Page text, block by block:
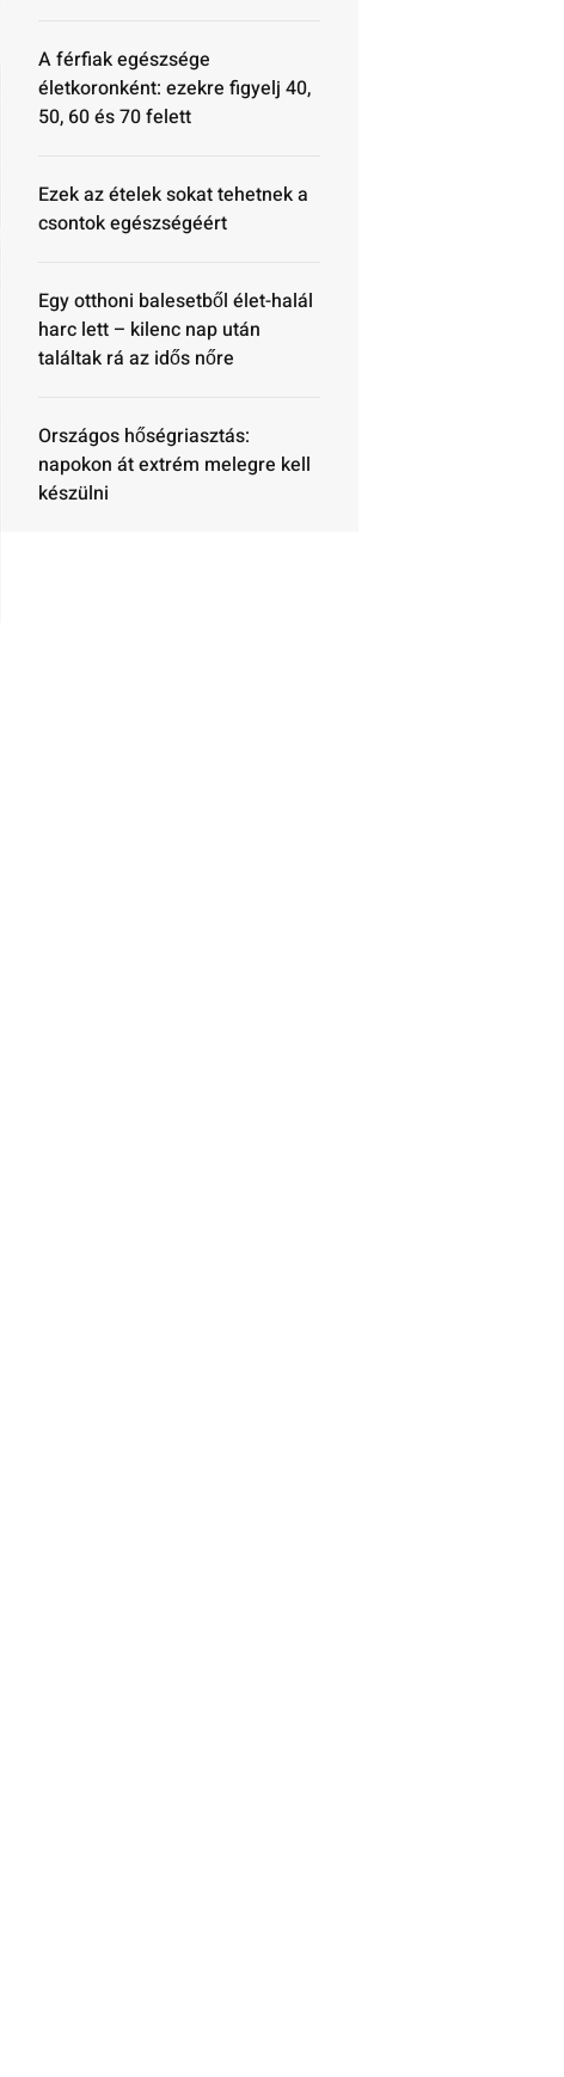
A férfiak egészsége
életkoronként: ezekre figyelj 40,
50, 60 és 70 felett
Ezek az ételek sokat tehetnek a
csontok egészségéért
Egy otthoni balesetből élet-halál
harc lett – kilenc nap után
találtak rá az idős nőre
Országos hőségriasztás:
napokon át extrém melegre kell
készülni